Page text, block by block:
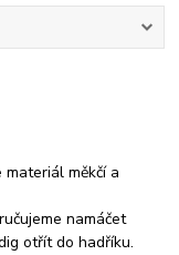
měkčí a
namáčet
otřít do hadříku.